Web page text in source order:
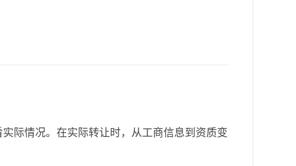
际情况。在实际转让时，从工商信息到资质变